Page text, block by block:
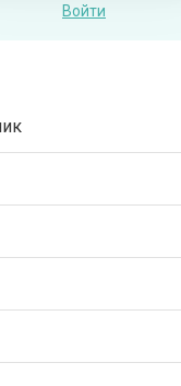
Войти